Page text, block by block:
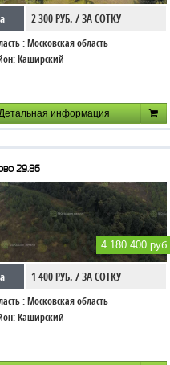
2 300 РУБ. / ЗА СОТКУ
:Московская область
Каширский
информация
29.86
4 180 400 руб.
1 400 РУБ. / ЗА СОТКУ
:Московская область
Каширский